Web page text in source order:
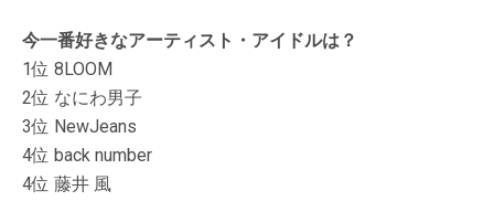
今一番好きなアーティスト・アイドルは？
1位 8LOOM
2位 なにわ男子
3位 NewJeans
4位 back number
4位 藤井 風